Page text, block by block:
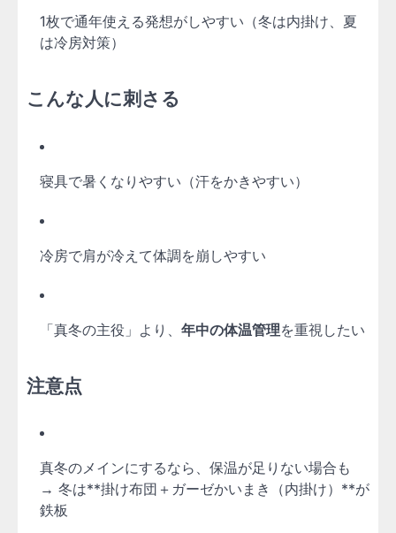
1枚で通年使える発想がしやすい（冬は内掛け、夏
は冷房対策）
こんな人に刺さる
寝具で暑くなりやすい（汗をかきやすい）
冷房で肩が冷えて体調を崩しやすい
「真冬の主役」より、 年中の体温管理を重視したい
注意点
真冬のメインにするなら、保温が足りない場合も
→ 冬は**掛け布団＋ガーゼかいまき（内掛け）**が
鉄板